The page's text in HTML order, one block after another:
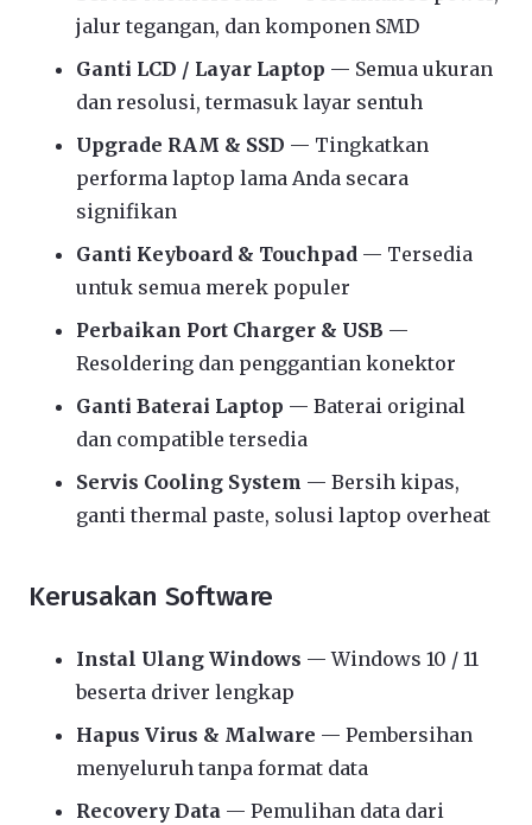
jalur tegangan, dan komponen SMD
Ganti LCD / Layar Laptop — Semua ukuran
dan resolusi, termasuk layar sentuh
Upgrade RAM & SSD — Tingkatkan
performa laptop lama Anda secara
signifikan
Ganti Keyboard & Touchpad — Tersedia
untuk semua merek populer
Perbaikan Port Charger & USB —
Resoldering dan penggantian konektor
Ganti Baterai Laptop — Baterai original
dan compatible tersedia
Servis Cooling System — Bersih kipas,
ganti thermal paste, solusi laptop overheat
Kerusakan Software
Instal Ulang Windows — Windows 10 / 11
beserta driver lengkap
Hapus Virus & Malware — Pembersihan
menyeluruh tanpa format data
Recovery Data — Pemulihan data dari